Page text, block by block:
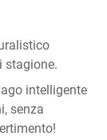
stagione.
intelligente
senza